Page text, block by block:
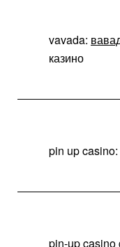
vavada:
казино
pin up casino:
pin-up casino